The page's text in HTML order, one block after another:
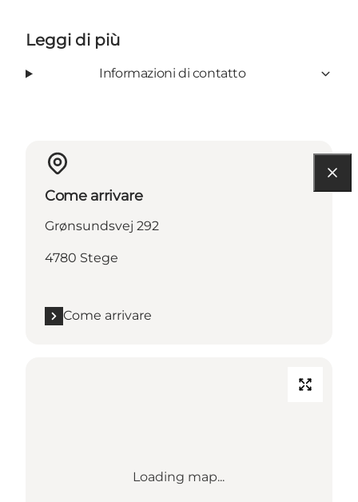
Leggi di più
Informazioni di contatto
Come arrivare
Grønsundsvej 292
4780 Stege
Come arrivare
Loading map...